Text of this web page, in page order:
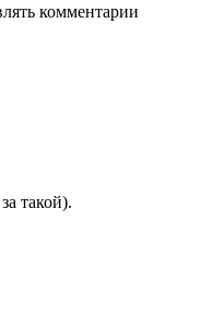
комментарии
такой).